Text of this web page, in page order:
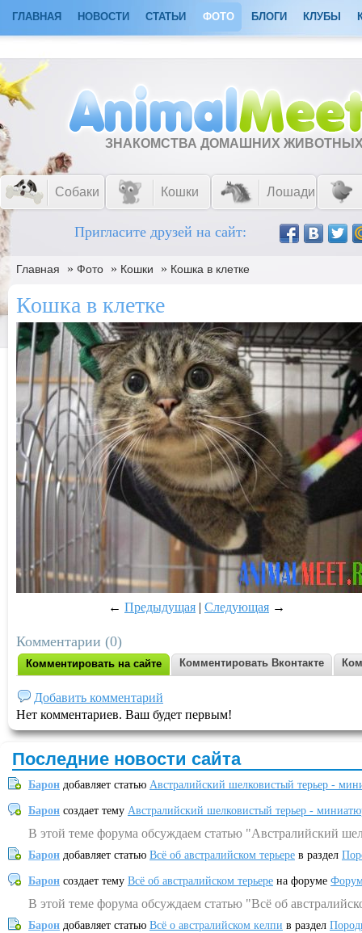
ГЛАВНАЯ НОВОСТИ СТАТЬИ ФОТО БЛОГИ КЛУБЫ
ЗНАКОМСТВА ДОМАШНИХ
Собаки Кошки Лошади
Пригласите друзей на сайт:
Главная » Фото » Кошки » Кошка в клетке
Кошка в клетке
← Предыдущая | Следующая →
Комментарии (0)
Комментировать на сайте Комментировать Вконтакте
Добавить комментарий
Нет комментариев. Ваш будет первым!
Последние новости сайта
Барон добавляет статью Австралийский шелковистый терьер -
Барон создает тему Австралийский шелковистый терьер -
В этой теме форума обсуждаем статью "Австралийский
Барон добавляет статью Всё об австралийском терьере в раздел
Барон создает тему Всё об австралийском терьере на форуме
В этой теме форума обсуждаем статью "Всё об
Барон добавляет статью Всё о австралийском келпи в раздел